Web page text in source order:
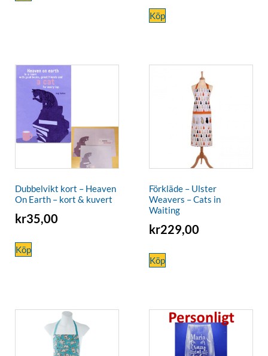
Köp
Dubbelvikt kort – Heaven
On Earth – kort & kuvert
kr35,00
Köp
Förkläde – Ulster
Weavers – Cats in
Waiting
kr229,00
Köp